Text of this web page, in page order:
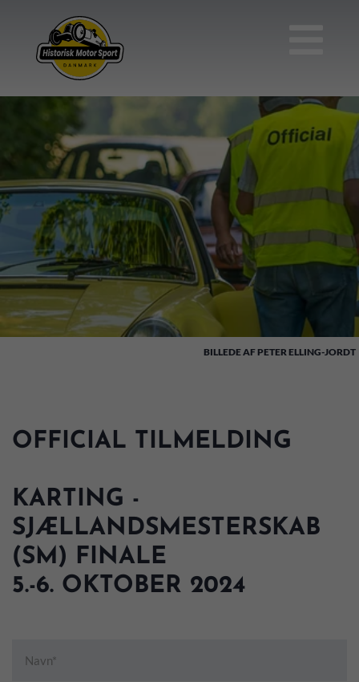
PETER ELLING-JORDT
OFFICIAL TILMELDING
KARTING -
SJÆLLANDSMESTERSKAB
(SM) FINALE
5.-6. OKTOBER 2024